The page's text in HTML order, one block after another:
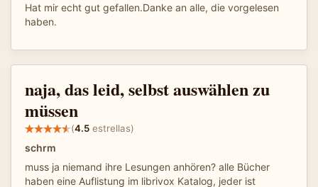
Hat mir echt gut gefallen.Danke an alle, die vorgelesen
haben.
naja, das leid, selbst auswählen zu
müssen
(4.5 estrellas)
schrm
muss ja niemand ihre Lesungen anhören? alle Bücher
haben eine Auflistung im librivox Katalog, jeder ist